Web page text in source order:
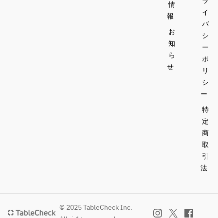
情
報
お
知
ら
せ
イ
バ
シ
ー
ポ
リ
シ
ー
特
定
商
取
引
法
© 2025 TableCheck Inc.